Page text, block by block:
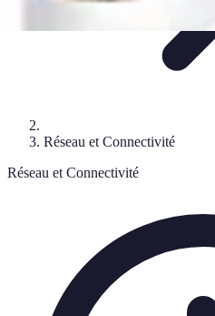
Réseau et Connectivité
Réseau et Connectivité